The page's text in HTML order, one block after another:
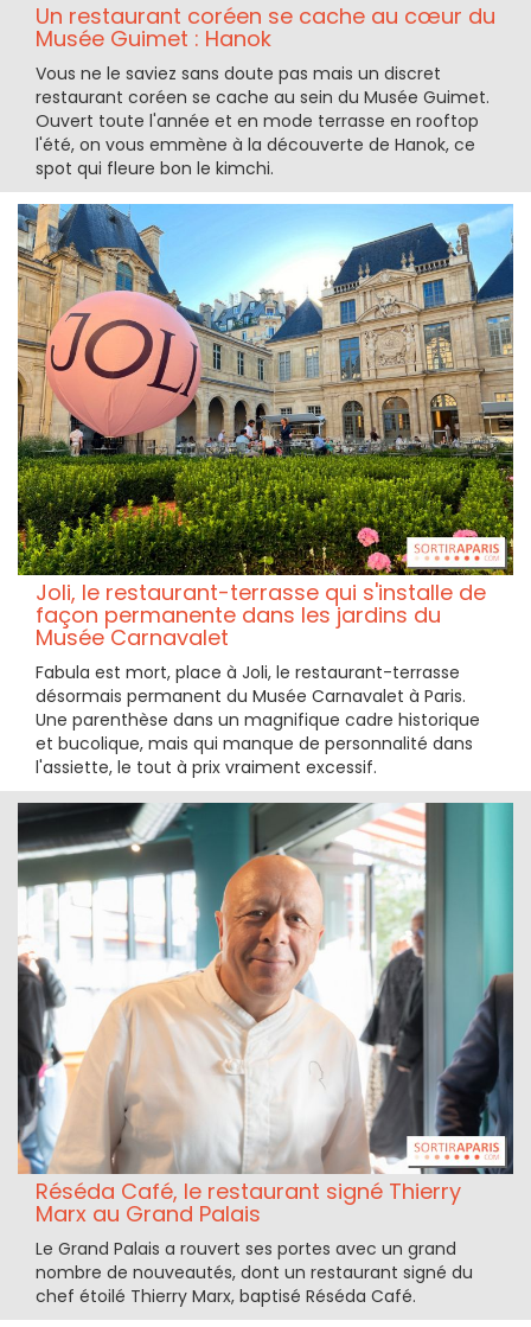
Un restaurant coréen se cache au cœur du
Musée Guimet : Hanok
Vous ne le saviez sans doute pas mais un discret
restaurant coréen se cache au sein du Musée Guimet.
Ouvert toute l'année et en mode terrasse en rooftop
l'été, on vous emmène à la découverte de Hanok, ce
spot qui fleure bon le kimchi.
Joli, le restaurant-terrasse qui s'installe de
façon permanente dans les jardins du
Musée Carnavalet
Fabula est mort, place à Joli, le restaurant-terrasse
désormais permanent du Musée Carnavalet à Paris.
Une parenthèse dans un magnifique cadre historique
et bucolique, mais qui manque de personnalité dans
l'assiette, le tout à prix vraiment excessif.
Réséda Café, le restaurant signé Thierry
Marx au Grand Palais
Le Grand Palais a rouvert ses portes avec un grand
nombre de nouveautés, dont un restaurant signé du
chef étoilé Thierry Marx, baptisé Réséda Café.